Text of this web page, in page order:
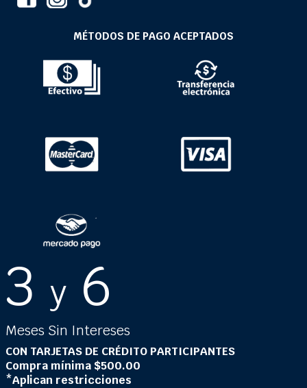
MÉTODOS DE PAGO ACEPTADOS
3 y 6
Meses Sin Intereses
CON TARJETAS DE CRÉDITO PARTICIPANTES
Compra mínima $500.00
*Aplican restricciones